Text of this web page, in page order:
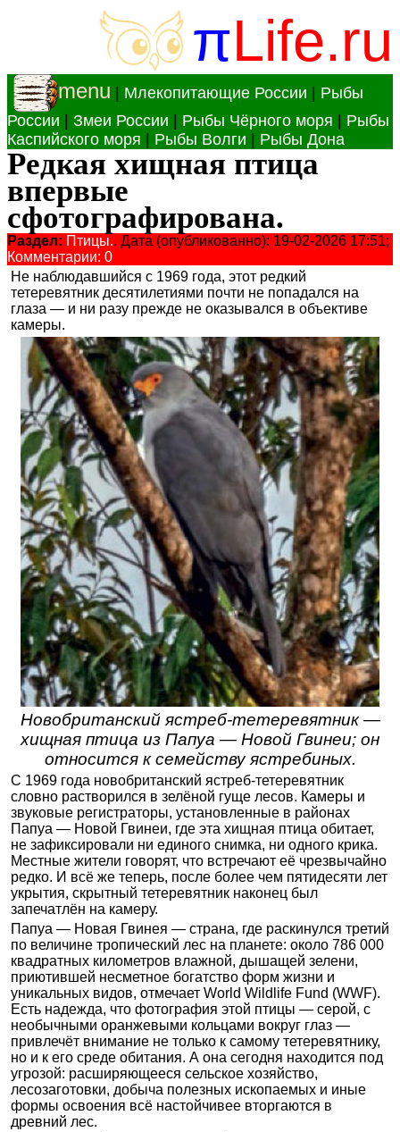
πLife.ru
menu Млекопитающие России
Рыбы
России
Змеи России Рыбы Чёрного моря
Рыбы
Каспийского моря
Рыбы Волги Рыбы Дона
Редкая хищная птица
впервые
сфотографирована.
Раздел: Птицы.. Дата (опубликованно): 19-02-2026 17:51;
Комментарии: 0
Не наблюдавшийся с 1969 года, этот редкий
тетеревятник десятилетиями почти не попадался на
глаза — и ни разу прежде не оказывался в объективе
камеры.
Новобританский ястреб-тетеревятник —
хищная птица из Папуа — Новой Гвинеи; он
относится к семейству ястребиных.
С 1969 года новобританский ястреб-тетеревятник
словно растворился в зелёной гуще лесов. Камеры и
звуковые регистраторы, установленные в районах
Папуа — Новой Гвинеи, где эта хищная птица обитает,
не зафиксировали ни единого снимка, ни одного крика.
Местные жители говорят, что встречают её чрезвычайно
редко. И всё же теперь, после более чем пятидесяти лет
укрытия, скрытный тетеревятник наконец был
запечатлён на камеру.
Папуа — Новая Гвинея — страна, где раскинулся третий
по величине тропический лес на планете: около 786 000
квадратных километров влажной, дышащей зелени,
приютившей несметное богатство форм жизни и
уникальных видов, отмечает World Wildlife Fund (WWF).
Есть надежда, что фотография этой птицы — серой, с
необычными оранжевыми кольцами вокруг глаз —
привлечёт внимание не только к самому тетеревятнику,
но и к его среде обитания. А она сегодня находится под
угрозой: расширяющееся сельское хозяйство,
лесозаготовки, добыча полезных ископаемых и иные
формы освоения всё настойчивее вторгаются в
древний лес.